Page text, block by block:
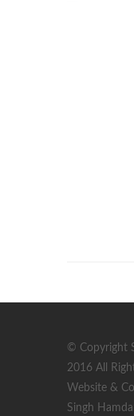
© Copyright
2016 All
Website &
Singh